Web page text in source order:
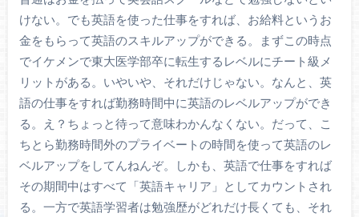
けない。でも英語を使った仕事をすれば、お給料というお
金をもらって英語のスキルアップができる。まずこの時点
でイケメンで東大医学部卒に転生するレベルにチート級メ
リットがある。いやいや、それだけじゃない。なんと、英
語の仕事をすれば勤務時間中に英語のレベルアップができ
る。え？ちょっと待って意味わかんなくない。だって、こ
ちとら勤務時間外のプライベートの時間を使って英語のレ
ベルアップをしてんねんぞ。しかも、英語で仕事をすれば
その期間中はすべて「英語キャリア」としてカウントされ
る。一方で英語学習者は勉強歴がどれだけ長くても、それ